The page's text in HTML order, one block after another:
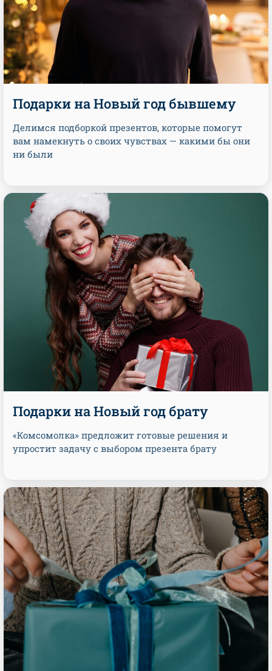
Подарки на Новый год бывшему
Делимся подборкой презентов, которые помогут
вам намекнуть о своих чувствах — какими бы они
ни были
Подарки на Новый год брату
«Комсомолка» предложит готовые решения и
упростит задачу с выбором презента брату